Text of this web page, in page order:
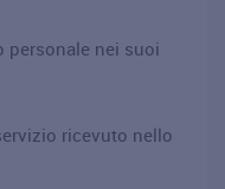
personale nei suoi
ricevuto nello